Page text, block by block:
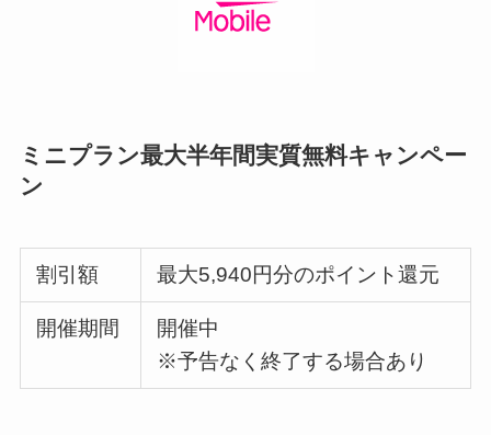
ミニプラン最大半年間実質無料キャンペー
ン
割引額 最大5,940円分のポイント還元
開催期間
開催中
※予告なく終了する場合あり